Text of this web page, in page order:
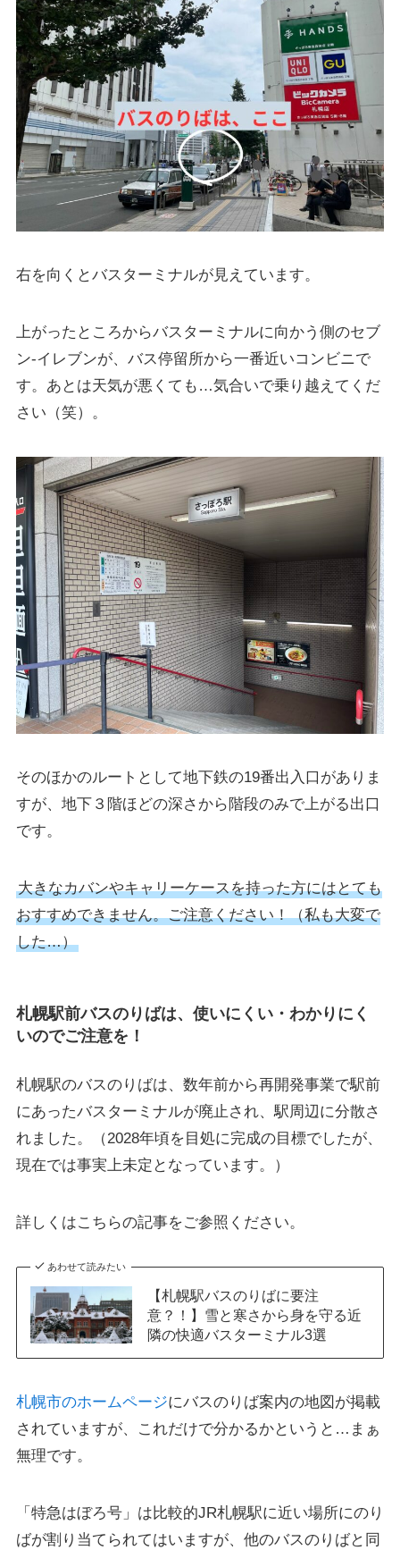
右を向くとバスターミナルが見えています。
上がったところからバスターミナルに向かう側のセブ
ン-イレブンが、バス停留所から一番近いコンビニで
す。あとは天気が悪くても…気合いで乗り越えてくだ
さい（笑）。
そのほかのルートとして地下鉄の19番出入口がありま
すが、地下３階ほどの深さから階段のみで上がる出口
です。
大きなカバンやキャリーケースを持った方にはとても
おすすめできません。ご注意ください！（私も大変で
した…）
札幌駅前バスのりばは、使いにくい・わかりにく
いのでご注意を！
札幌駅のバスのりばは、数年前から再開発事業で駅前
にあったバスターミナルが廃止され、駅周辺に分散さ
れました。（2028年頃を目処に完成の目標でしたが、
現在では事実上未定となっています。）
詳しくはこちらの記事をご参照ください。
あわせて読みたい
【札幌駅バスのりばに要注
意？！】雪と寒さから身を守る近
隣の快適バスターミナル3選
札幌市のホームページにバスのりば案内の地図が掲載
されていますが、これだけで分かるかというと…まぁ
無理です。
「特急はぼろ号」は比較的JR札幌駅に近い場所にのり
ばが割り当てられてはいますが、他のバスのりばと同